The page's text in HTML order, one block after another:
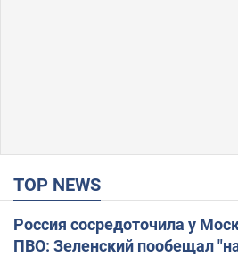
TOP NEWS
Россия сосредоточила у
ПВО: Зеленский пообещал